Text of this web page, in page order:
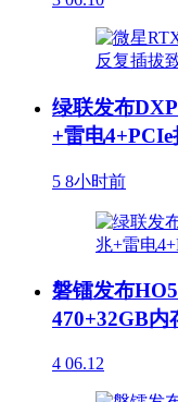
绿联发布
+雷电
5 8小时前
磐镭发布
470+32GB内
4 06.12